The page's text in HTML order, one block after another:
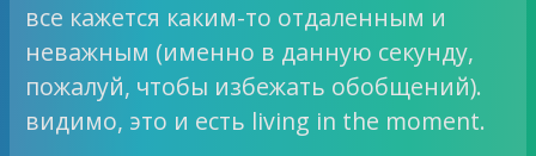
все кажется каким-то отдаленным и
неважным (именно в данную секунду,
пожалуй, чтобы избежать обобщений).
видимо, это и есть living in the moment.